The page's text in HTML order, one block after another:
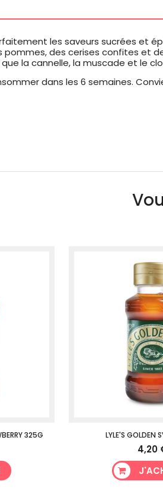
les saveurs sucrées et
pommes, des cerises confites et
la cannelle, la muscade et le
dans les 6 semaines.
325G LYLE'S GOLDEN
4,20